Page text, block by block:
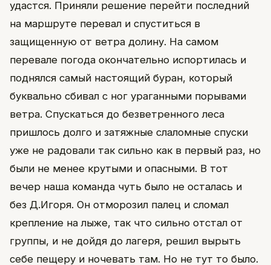
удастся. Приняли решение перейти последний
на маршруте перевал и спуститься в
защищенную от ветра долину. На самом
перевале погода окончательно испортилась и
поднялся самый настоящий буран, который
буквально сбивал с ног ураганными порывами
ветра. Спускаться до безветренного леса
пришлось долго и затяжные слаломные спуски
уже не радовали так сильно как в первый раз, но
были не менее крутыми и опасными. В тот
вечер наша команда чуть было не осталась и
без Д.Игоря. Он отморозил палец и сломал
крепление на лыже, так что сильно отстал от
группы, и не дойдя до лагеря, решил вырыть
себе пещеру и ночевать там. Но не тут то было.